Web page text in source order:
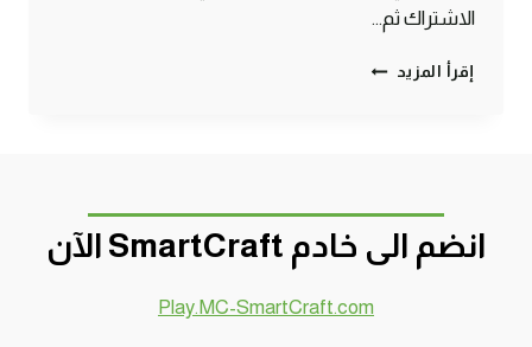
الاشتراك ثم…
إقرأ المزيد 4
تحويل
البقرة
الى
البني
انضم الى خادم SmartCraft الآن
Play.MC-SmartCraft.com